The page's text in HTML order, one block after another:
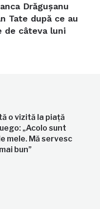
Drăgușanu
Tate după ce au
de câteva luni
o vizită la piață
„Acolo sunt
mele. Mă servesc
bun”